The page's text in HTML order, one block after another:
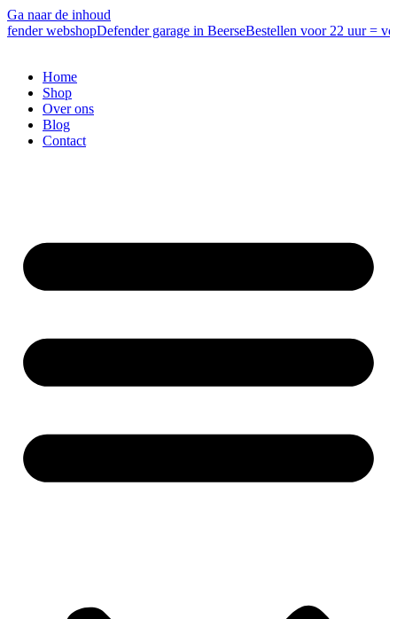
Ga naar de inhoud
webshopDefender garage in BeerseBestellen voor 22 uur =
Home
Shop
Over ons
Blog
Contact